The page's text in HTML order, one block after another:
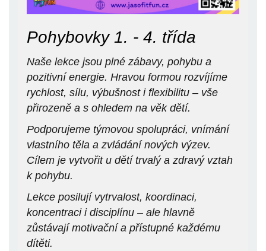
Pohybovky 1. - 4. třída
Naše lekce jsou plné zábavy, pohybu a
pozitivní energie. Hravou formou rozvíjíme
rychlost, sílu, výbušnost i flexibilitu – vše
přirozeně a s ohledem na věk dětí.
Podporujeme týmovou spolupráci, vnímání
vlastního těla a zvládání nových výzev.
Cílem je vytvořit u dětí trvalý a zdravý vztah
k pohybu.
Lekce posilují vytrvalost, koordinaci,
koncentraci i disciplínu – ale hlavně
zůstávají motivační a přístupné každému
dítěti.